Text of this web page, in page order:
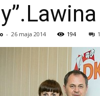
- 26 maja 2014 194 1